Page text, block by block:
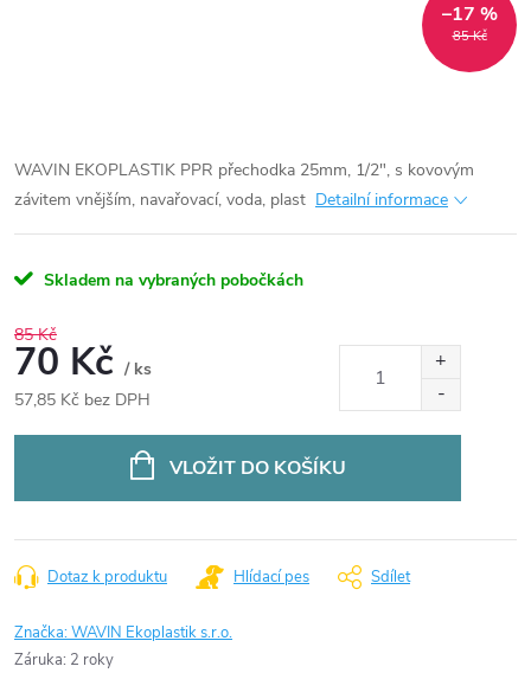
85 Kč
–17 %
WAVIN EKOPLASTIK PPR přechodka 25mm, 1/2", s kovovým
závitem vnějším, navařovací, voda, plast Detailní informace
Skladem na vybraných pobočkách
85 Kč
70 Kč / ks
57,85 Kč bez DPH
VLOŽIT DO KOŠÍKU
Dotaz k produktu Hlídací pes Sdílet
Značka:WAVIN Ekoplastik s.r.o.
Záruka: 2 roky